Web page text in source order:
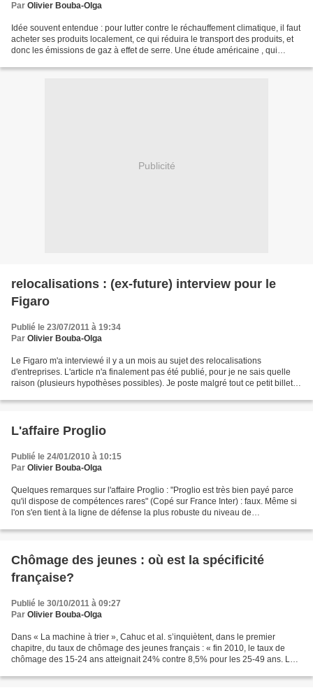
Par Olivier Bouba-Olga
Idée souvent entendue : pour lutter contre le réchauffement climatique, il faut
acheter ses produits localement, ce qui réduira le transport des produits, et
donc les émissions de gaz à effet de serre. Une étude américaine , qui
Publicité
relocalisations : (ex-future) interview pour le
Figaro
Publié le 23/07/2011 à 19:34
Par Olivier Bouba-Olga
Le Figaro m'a interviewé il y a un mois au sujet des relocalisations
d'entreprises. L'article n'a finalement pas été publié, pour je ne sais quelle
raison (plusieurs hypothèses possibles). Je poste malgré tout ce petit billet
L'affaire Proglio
Publié le 24/01/2010 à 10:15
Par Olivier Bouba-Olga
Quelques remarques sur l'affaire Proglio : "Proglio est très bien payé parce
qu'il dispose de compétences rares" (Copé sur France Inter) : faux. Même si
l'on s'en tient à la ligne de défense la plus robuste du niveau de
Chômage des jeunes : où est la spécificité
française?
Publié le 30/10/2011 à 09:27
Par Olivier Bouba-Olga
Dans « La machine à trier », Cahuc et al. s’inquiètent, dans le premier
chapitre, du taux de chômage des jeunes français : « fin 2010, le taux de
chômage des 15-24 ans atteignait 24% contre 8,5% pour les 25-49 ans. Le